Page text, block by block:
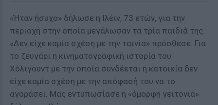
«Ήταν ήσυχο» δήλωσε η Ιλέιν, 73 ετών, για την
περιοχή στην οποία μεγάλωσαν τα τρία παιδιά της.
«Δεν είχε καμία σχέση με την ταινία» πρόσθεσε. Για
το ζευγάρι η κινηματογραφική ιστορία του
Χόλιγουντ με την οποία συνδέεται η κατοικία δεν
είχε καμία σχέση με την απόφασή του να το
αγοράσει. Μας εντυπωσίασε η «όμορφη γειτονιά»